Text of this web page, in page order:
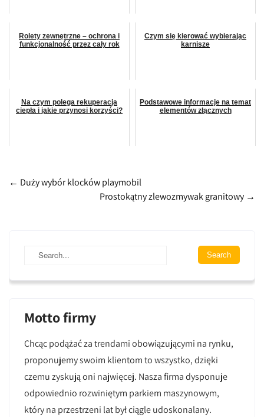
Rolety zewnętrzne – ochrona i
funkcjonalność przez cały rok
Czym się kierować wybierając
karnisze
Na czym polega rekuperacja
ciepła i jakie przynosi korzyści?
Podstawowe informacje na temat
elementów złącznych
Post
← Duży wybór klocków playmobil
Prostokątny zlewozmywak granitowy →
Motto firmy
Chcąc podążać za trendami obowiązującymi na rynku,
proponujemy swoim klientom to wszystko, dzięki
czemu zyskują oni najwięcej. Nasza firma dysponuje
odpowiednio rozwiniętym parkiem maszynowym,
który na przestrzeni lat był ciągle udoskonalany.